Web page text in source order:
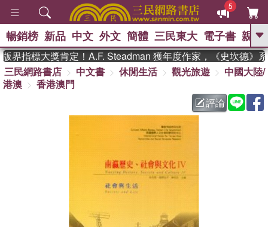
5
GO
熱搜： 東野圭吾 、 高希均教授回憶錄
方念華 、 台灣的
數學女孩：黎曼猜想
偉大的迷走神經
群喵 、 臺灣漫遊錄
暢銷榜 新品 中文 外文 簡體 三民東大 電子書 親子
界指標大獎肯定！A.F. Steadman 獲年度作家，《史坎德》系
三民網路書店
中文書 休閒生活 觀光旅遊
中國大陸/
港澳
香港澳門
評論